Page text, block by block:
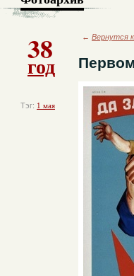
38
год
Тэг: 1 мая
← Вернутся